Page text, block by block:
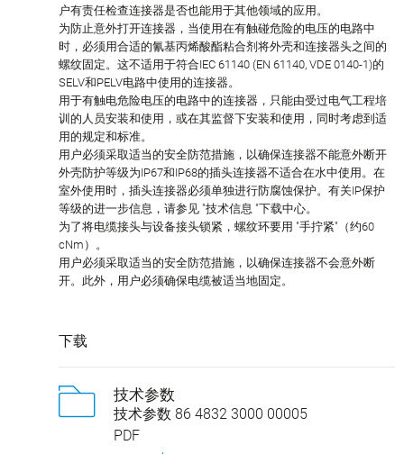
户有责任检查连接器是否也能用于其他领域的应用。
为防止意外打开连接器，当使用在有触碰危险的电压的电路中
时，必须用合适的氰基丙烯酸酯粘合剂将外壳和连接器头之间的
螺纹固定。这不适用于符合IEC 61140 (EN 61140, VDE 0140-1)的
SELV和PELV电路中使用的连接器。
用于有触电危险电压的电路中的连接器，只能由受过电气工程培
训的人员安装和使用，或在其监督下安装和使用，同时考虑到适
用的规定和标准。
用户必须采取适当的安全防范措施，以确保连接器不能意外断开
外壳防护等级为IP67和IP68的插头连接器不适合在水中使用。在
室外使用时，插头连接器必须单独进行防腐蚀保护。有关IP保护
等级的进一步信息，请参见 "技术信息 "下载中心。
为了将电缆接头与设备接头锁紧，螺纹环要用 "手拧紧"（约60
cNm）。
用户必须采取适当的安全防范措施，以确保连接器不会意外断
开。此外，用户必须确保电缆被适当地固定。
下载
技术参数
技术参数 86 4832 3000 00005
PDF